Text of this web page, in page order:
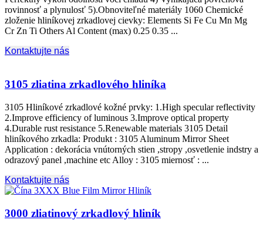
rovinnosť a plynulosť 5).Obnoviteľné materiály 1060 Chemické
zloženie hliníkovej zrkadlovej cievky: Elements Si Fe Cu Mn Mg
Cr Zn Ti Others Al Content(max) 0.25 0.35 ...
Kontaktujte nás
3105 zliatina zrkadlového hliníka
3105 Hliníkové zrkadlové kožné prvky: 1.High specular reflectivity
2.Improve efficiency of luminous 3.Improve optical property
4.Durable rust resistance 5.Renewable materials 3105 Detail
hliníkového zrkadla: Produkt : 3105 Aluminum Mirror Sheet
Application : dekorácia vnútorných stien ,stropy ,osvetlenie indstry a
odrazový panel ,machine etc Alloy : 3105 miernosť : ...
Kontaktujte nás
3000 zliatinový zrkadlový hliník